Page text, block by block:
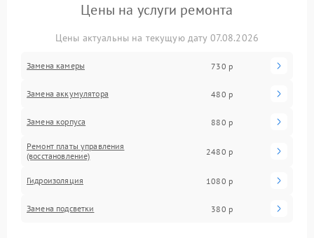
Цены на услуги ремонта
Цены актуальны на текущую дату 07.08.2026
Замена камеры 730 р
Замена аккумулятора 480 р
Замена корпуса 880 р
Ремонт платы управления
(восстановление)
2480 р
Гидроизоляция 1080 р
Замена подсветки 380 р